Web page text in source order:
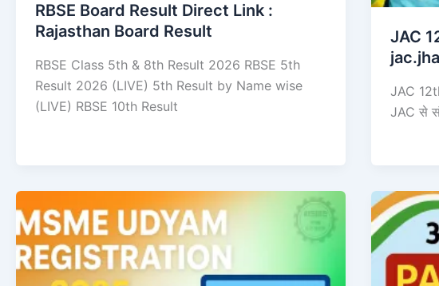
RBSE Board Result Direct Link : ​
Rajasthan Board Result
RBSE Class 5th & 8th Result 2026 RBSE 5th
Result 2026 (LIVE) 5th Result by Name wise
(LIVE) RBSE 10th Result
JAC
JAC
JAC से